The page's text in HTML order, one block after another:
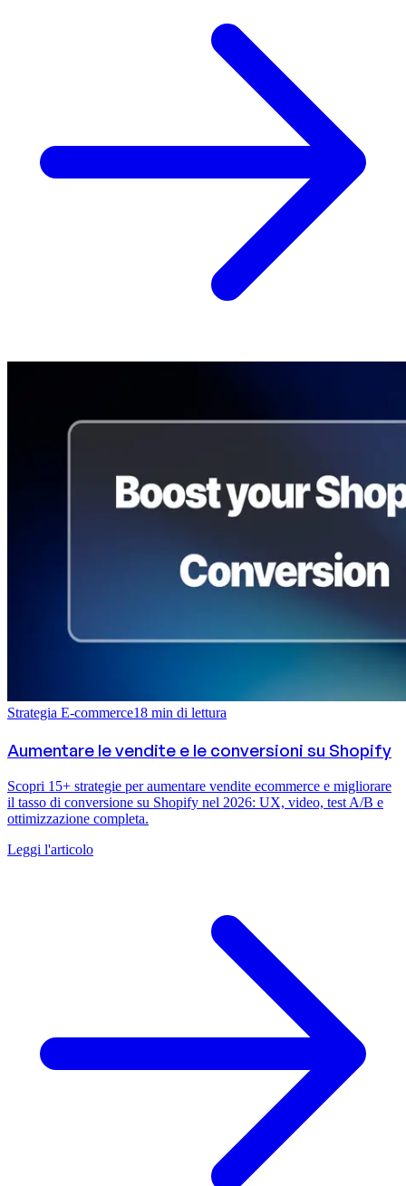
Strategia E-commerce18 min di lettura
Aumentare le vendite e le conversioni su Shopify
Scopri 15+ strategie per aumentare vendite ecommerce e migliorare
il tasso di conversione su Shopify nel 2026: UX, video, test A/B e
ottimizzazione completa.
Leggi l'articolo